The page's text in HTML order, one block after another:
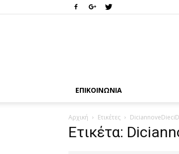
ΕΠΙΚΟΙΝΩΝΊΑ
Αρχική Ετικέτες
Ετικέτα: